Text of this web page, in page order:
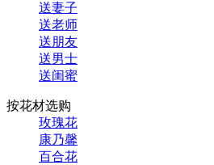
送妻子
送老师
送朋友
送男士
送闺蜜
按花材选购
玫瑰花
康乃馨
百合花